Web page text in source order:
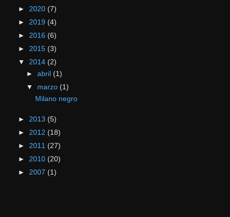
► 2020 (7)
► 2019 (4)
► 2016 (6)
► 2015 (3)
▼ 2014 (2)
►abril (1)
▼ marzo (1)
Milano negro
► 2013 (5)
► 2012 (18)
► 2011 (27)
► 2010 (20)
► 2007 (1)